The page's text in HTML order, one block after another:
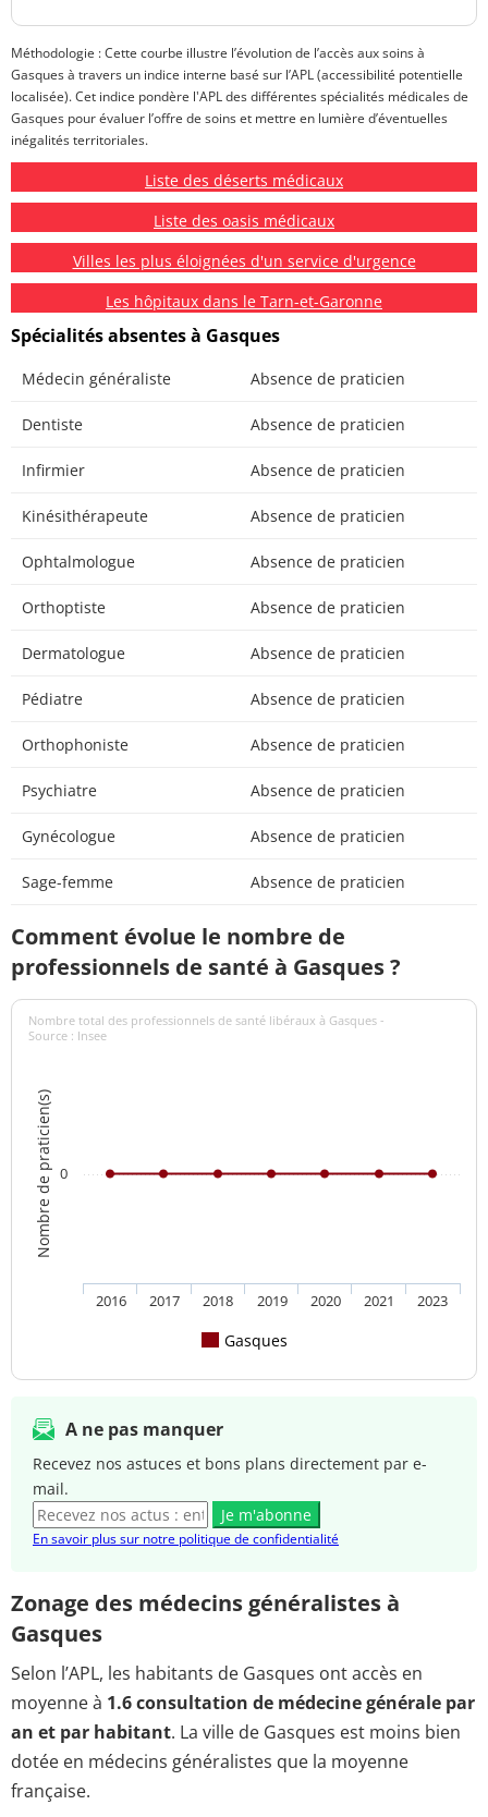
Méthodologie : Cette courbe illustre l’évolution de l’accès aux soins à
Gasques à travers un indice interne basé sur l’APL (accessibilité potentielle
localisée). Cet indice pondère l'APL des différentes spécialités médicales de
Gasques pour évaluer l’offre de soins et mettre en lumière d’éventuelles
inégalités territoriales.
Liste des déserts médicaux
Liste des oasis médicaux
Villes les plus éloignées d'un service d'urgence
Les hôpitaux dans le Tarn-et-Garonne
Spécialités absentes à Gasques
Médecin généraliste Absence de praticien
Dentiste Absence de praticien
Infirmier Absence de praticien
Kinésithérapeute Absence de praticien
Ophtalmologue Absence de praticien
Orthoptiste Absence de praticien
Dermatologue Absence de praticien
Pédiatre Absence de praticien
Orthophoniste Absence de praticien
Psychiatre Absence de praticien
Gynécologue Absence de praticien
Sage-femme Absence de praticien
Comment évolue le nombre de
professionnels de santé à Gasques ?
Nombre de praticien(s)
Nombre total des professionnels de santé libéraux à Gasques -
Source : Insee
Gasques
2016 2017 2018 2019 2020 2021 2023
0
A ne pas manquer
Recevez nos astuces et bons plans directement par e-
mail.
Je m'abonne
En savoir plus sur notre politique de confidentialité
Zonage des médecins généralistes à
Gasques
Selon l’APL, les habitants de Gasques ont accès en
moyenne à 1.6 consultation de médecine générale par
an et par habitant. La ville de Gasques est moins bien
dotée en médecins généralistes que la moyenne
française.